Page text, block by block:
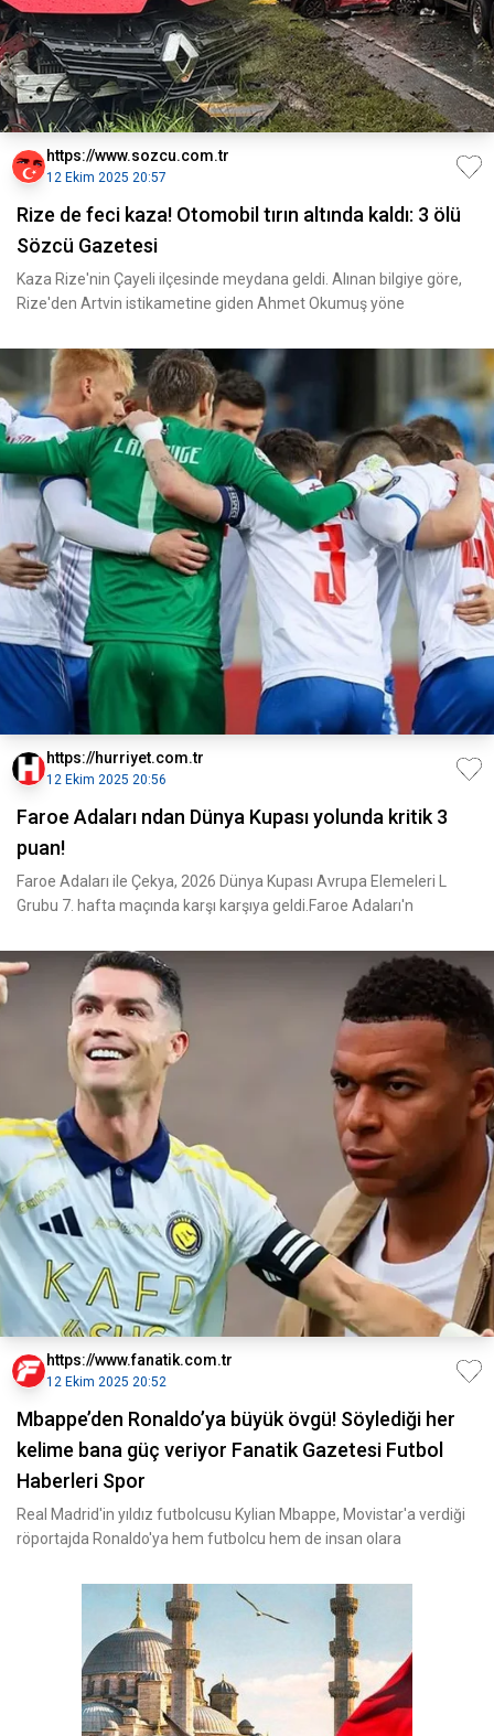
https://www.sozcu.com.tr
12 Ekim 2025 20:57
Rize de feci kaza! Otomobil tırın altında kaldı: 3 ölü
Sözcü Gazetesi
Kaza Rize'nin Çayeli ilçesinde meydana geldi. Alınan bilgiye göre,
Rize'den Artvin istikametine giden Ahmet Okumuş yöne
https://hurriyet.com.tr
12 Ekim 2025 20:56
Faroe Adaları ndan Dünya Kupası yolunda kritik 3
puan!
Faroe Adaları ile Çekya, 2026 Dünya Kupası Avrupa Elemeleri L
Grubu 7. hafta maçında karşı karşıya geldi.Faroe Adaları'n
https://www.fanatik.com.tr
12 Ekim 2025 20:52
Mbappe’den Ronaldo’ya büyük övgü! Söylediği her
kelime bana güç veriyor Fanatik Gazetesi Futbol
Haberleri Spor
Real Madrid'in yıldız futbolcusu Kylian Mbappe, Movistar'a verdiği
röportajda Ronaldo'ya hem futbolcu hem de insan olara